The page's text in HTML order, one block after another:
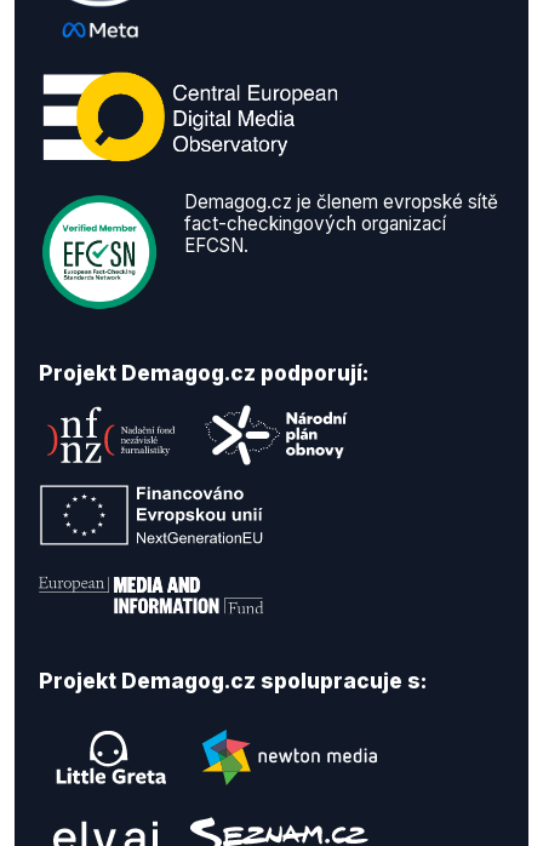
Demagog.cz je členem evropské sítě
fact-checkingových organizací
EFCSN.
Projekt Demagog.cz podporují:
Projekt Demagog.cz spolupracuje s: